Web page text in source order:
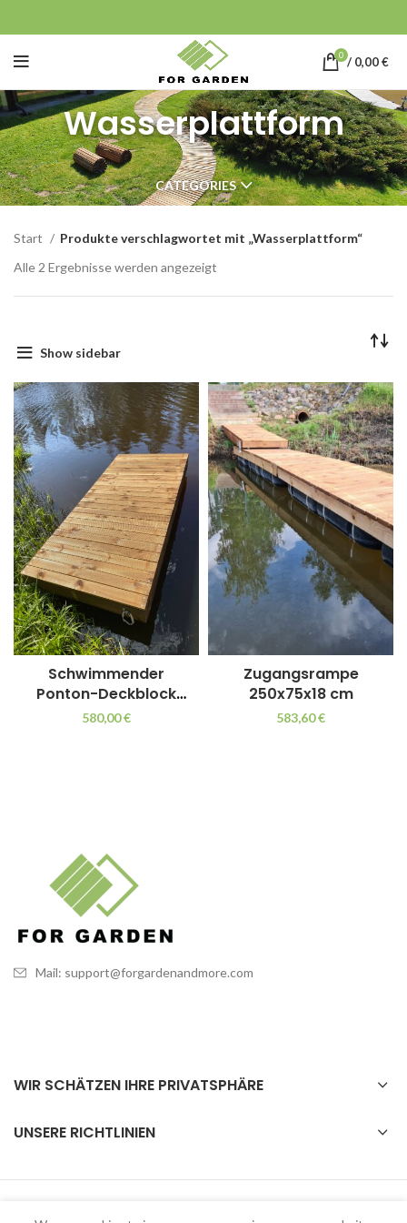
0 / 0,00€
Wasserplattform
CATEGORIES
Start
Produkte verschlagwortet mit „Wasserplattform“
Alle 2 Ergebnisse werden angezeigt
Show sidebar
Schwimmender
Ponton-Deckblock
250 × 110 × 33 cm
580,00€
Zugangsrampe
250x75x18 cm
583,60€
Mail: support@forgardenandmore.com
WIR SCHÄTZEN IHRE PRIVATSPHÄRE
UNSERE RICHTLINIEN